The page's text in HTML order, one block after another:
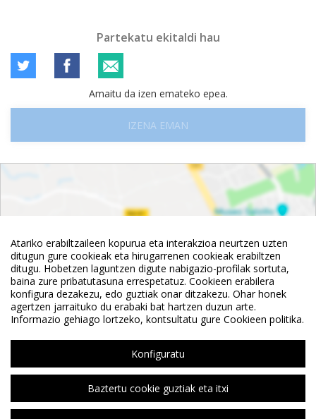
Atariko erabiltzaileen kopurua eta interakzioa neurtzen uzten
ditugun gure cookieak eta hirugarrenen cookieak erabiltzen
ditugu. Hobetzen laguntzen digute nabigazio-profilak sortuta,
baina zure pribatutasuna errespetatuz. Cookieen erabilera
konfigura dezakezu, edo guztiak onar ditzakezu. Ohar honek
agertzen jarraituko du erabaki bat hartzen duzun arte.
Informazio gehiago lortzeko, kontsultatu gure Cookieen politika.
Konfiguratu
Baztertu cookie guztiak eta itxi
Partekatu ekitaldi hau
Amaitu da izen emateko epea.
IZENA EMAN
Ikusi mapa